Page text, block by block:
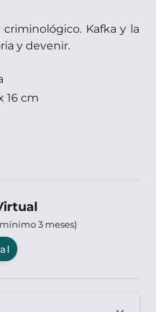
Kafka y la
y devenir.
16 cm
3 meses)